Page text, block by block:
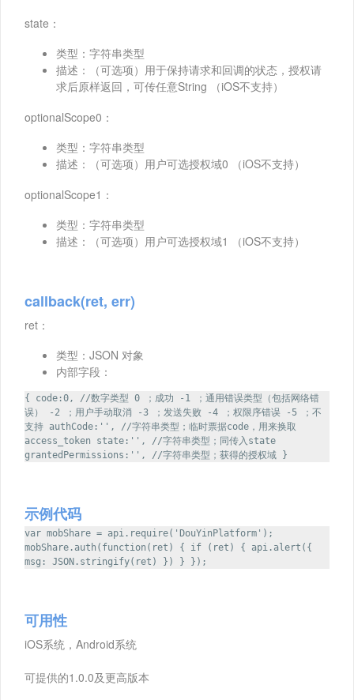
state：
类型：字符串类型
描述：（可选项）用于保持请求和回调的状态，授权请
求后原样返回，可传任意String （iOS不支持）
optionalScope0：
类型：字符串类型
描述：（可选项）用户可选授权域0 （iOS不支持）
optionalScope1：
类型：字符串类型
描述：（可选项）用户可选授权域1 （iOS不支持）
callback(ret, err)
ret：
类型：JSON 对象
内部字段：
{ code:0, //数字类型 0 ；成功 -1 ；通用错误类型（包括网络错
误） -2 ；用户手动取消 -3 ；发送失败 -4 ；权限序错误 -5 ；不
支持 authCode:'', //字符串类型；临时票据code，用来换取
access_token state:'', //字符串类型；同传入state
grantedPermissions:'', //字符串类型；获得的授权域 }
示例代码
var mobShare = api.require('DouYinPlatform');
mobShare.auth(function(ret) { if (ret) { api.alert({
msg: JSON.stringify(ret) }) } });
可用性
iOS系统，Android系统
可提供的1.0.0及更高版本